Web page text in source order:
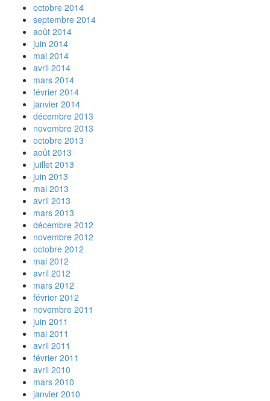
octobre 2014
septembre 2014
août 2014
juin 2014
mai 2014
avril 2014
mars 2014
février 2014
janvier 2014
décembre 2013
novembre 2013
octobre 2013
août 2013
juillet 2013
juin 2013
mai 2013
avril 2013
mars 2013
décembre 2012
novembre 2012
octobre 2012
mai 2012
avril 2012
mars 2012
février 2012
novembre 2011
juin 2011
mai 2011
avril 2011
février 2011
avril 2010
mars 2010
janvier 2010